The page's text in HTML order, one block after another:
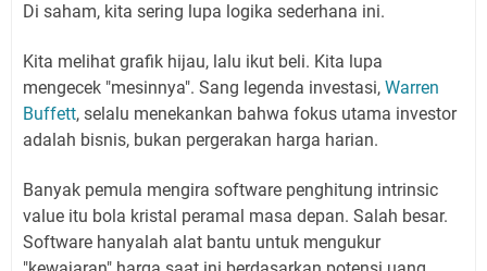
Di saham, kita sering lupa logika sederhana ini.
Kita melihat grafik hijau, lalu ikut beli. Kita lupa
mengecek "mesinnya". Sang legenda investasi, Warren
Buffett, selalu menekankan bahwa fokus utama investor
adalah bisnis, bukan pergerakan harga harian.
Banyak pemula mengira software penghitung intrinsic
value itu bola kristal peramal masa depan. Salah besar.
Software hanyalah alat bantu untuk mengukur